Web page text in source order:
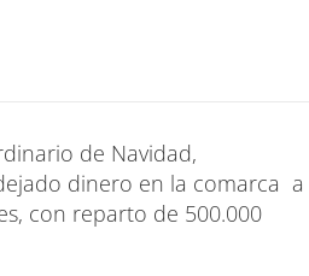
de Navidad,
dinero en la comarca a
con reparto de 500.000